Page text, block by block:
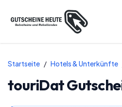
Startseite / Hotels & Unterkünfte
touriDat